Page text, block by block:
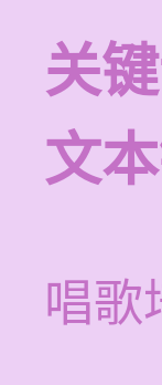
关键
文本
唱歌